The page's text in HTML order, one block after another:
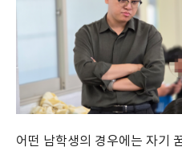
어떤 남학생의 경우에는 자기